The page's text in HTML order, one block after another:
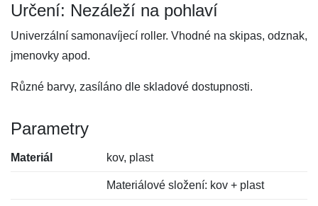
Určení: Nezáleží na pohlaví
Univerzální samonavíjecí roller. Vhodné na skipas, odznak,
jmenovky apod.
Různé barvy, zasíláno dle skladové dostupnosti.
Parametry
Materiál kov, plast
Materiálové složení: kov + plast